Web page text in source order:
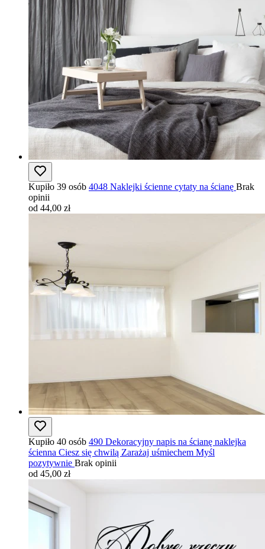
Kupiło 39 osób 4048 Naklejki ścienne cytaty na ścianę Brak
opinii
od 44,00 zł
Kupiło 40 osób 490 Dekoracyjny napis na ścianę naklejka
ścienna Ciesz się chwilą Zarażaj uśmiechem Myśl
pozytywnie Brak opinii
od 45,00 zł